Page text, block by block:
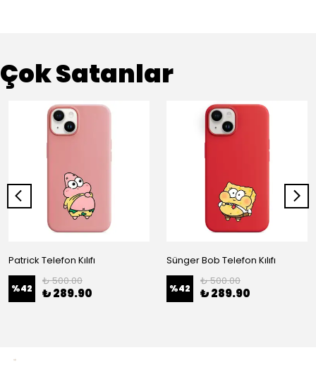
Çok Satanlar
Patrick Telefon Kılıfı
%42
₺ 500.00
₺ 289.90
Sünger Bob Telefon Kılıfı
%42
₺ 500.00
₺ 289.90